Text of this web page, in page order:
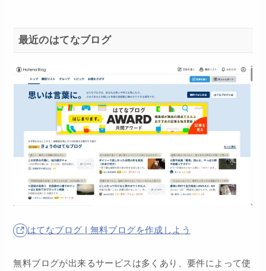
最近のはてなブログ
はてなブログ | 無料ブログを作成しよう
無料ブログが出来るサービスは多くあり、要件によって使